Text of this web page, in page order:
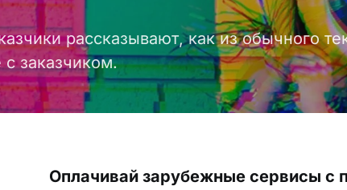
рассказывают, как из обычного
заказчиком.
Оплачивай зарубежные сервисы с